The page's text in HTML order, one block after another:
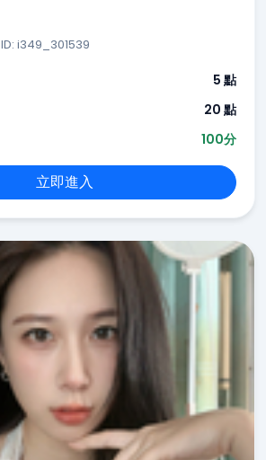
ID: i349_301539
5 點
20 點
100分
立即進入